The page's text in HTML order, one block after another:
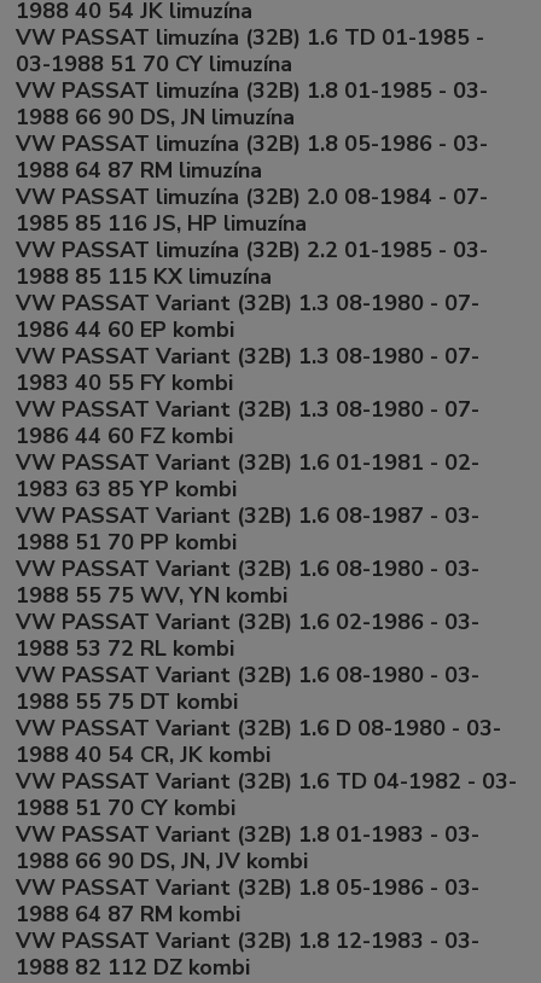
1988 40 54 JK limuzína
VW PASSAT limuzína (32B) 1.6 TD 01-1985 -
03-1988 51 70 CY limuzína
VW PASSAT limuzína (32B) 1.8 01-1985 - 03-
1988 66 90 DS, JN limuzína
VW PASSAT limuzína (32B) 1.8 05-1986 - 03-
1988 64 87 RM limuzína
VW PASSAT limuzína (32B) 2.0 08-1984 - 07-
1985 85 116 JS, HP limuzína
VW PASSAT limuzína (32B) 2.2 01-1985 - 03-
1988 85 115 KX limuzína
VW PASSAT Variant (32B) 1.3 08-1980 - 07-
1986 44 60 EP kombi
VW PASSAT Variant (32B) 1.3 08-1980 - 07-
1983 40 55 FY kombi
VW PASSAT Variant (32B) 1.3 08-1980 - 07-
1986 44 60 FZ kombi
VW PASSAT Variant (32B) 1.6 01-1981 - 02-
1983 63 85 YP kombi
VW PASSAT Variant (32B) 1.6 08-1987 - 03-
1988 51 70 PP kombi
VW PASSAT Variant (32B) 1.6 08-1980 - 03-
1988 55 75 WV, YN kombi
VW PASSAT Variant (32B) 1.6 02-1986 - 03-
1988 53 72 RL kombi
VW PASSAT Variant (32B) 1.6 08-1980 - 03-
1988 55 75 DT kombi
VW PASSAT Variant (32B) 1.6 D 08-1980 - 03-
1988 40 54 CR, JK kombi
VW PASSAT Variant (32B) 1.6 TD 04-1982 - 03-
1988 51 70 CY kombi
VW PASSAT Variant (32B) 1.8 01-1983 - 03-
1988 66 90 DS, JN, JV kombi
VW PASSAT Variant (32B) 1.8 05-1986 - 03-
1988 64 87 RM kombi
VW PASSAT Variant (32B) 1.8 12-1983 - 03-
1988 82 112 DZ kombi